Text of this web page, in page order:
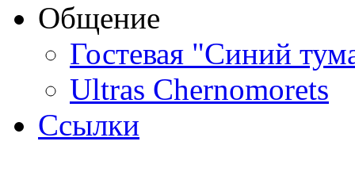
Общение
Гостевая "Синий
Ultras Chernomorets
Ссылки